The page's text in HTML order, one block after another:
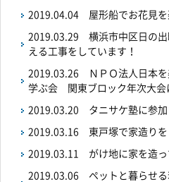
2019.04.04 屋形船でお花見
2019.03.29 横浜市中区日の
える工事をしています！
2019.03.26
ＮＰＯ法人日本
学ぶ会 関東ブロック年次大会
2019.03.20 タニサケ塾に参
2019.03.16 東戸塚で家造り
2019.03.11 がけ地に家を造
2019.03.06 ペットと暮らせ